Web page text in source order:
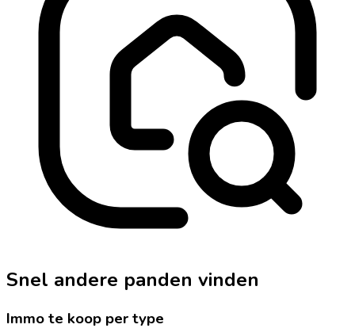
Snel andere panden vinden
Immo te koop per type